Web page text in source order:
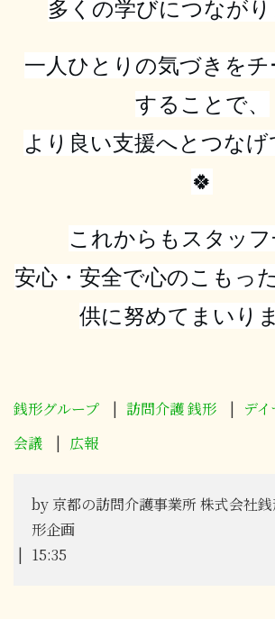
多くの学びにつなが
一人ひとりの気づきを
することで、
より良い支援へとつな
🍀
これからもスタッフ
安心・安全で心のこもっ
供に努めてまいり
銭形グループ 訪問介護 銭形
デ
会議
広報
by 京都の訪問介護事業所 株式会社
形企画
15:35